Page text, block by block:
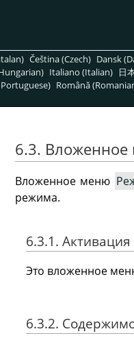
Čeština (Czech) Dansk
Italiano (Italian) 日
Română
6.3.
Вложенное меню
режима.
6.3.1.
Это вложенное
6.3.2.